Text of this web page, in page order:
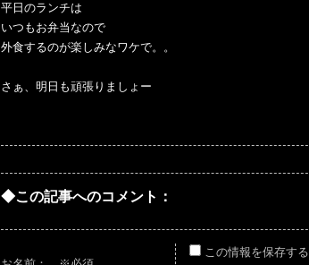
平日のランチは
いつもお弁当なので
外食するのが楽しみなワケで。。
さぁ、明日も頑張りましょー
◆この記事へのコメント：
この情報を保存する